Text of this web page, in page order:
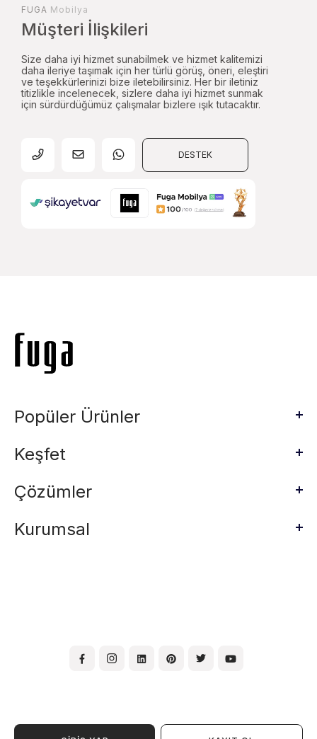
FUGA Mobilya
Müşteri İlişkileri
Size daha iyi hizmet sunabilmek ve hizmet kalitemizi
daha ileriye taşımak için her türlü görüş, öneri, eleştiri
ve teşekkürlerinizi bize iletebilirsiniz. Her bir iletiniz
titizlikle incelenecek, sizlere daha iyi hizmet sunmak
için sürdürdüğümüz çalışmalar bizlere ışık tutacaktır.
DESTEK
Popüler Ürünler
Keşfet
Çözümler
Kurumsal